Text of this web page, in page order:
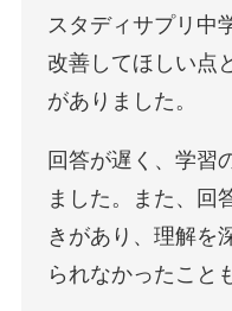
スタディサプリ中
改善してほしい点
がありました。
回答が遅く、学習
ました。また、回
きがあり、理解を
られなかったこと